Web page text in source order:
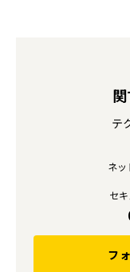
テ
ネッ
セ
フ